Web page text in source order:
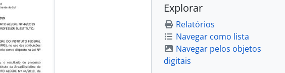
e Inovação
Explorar
Relatórios
Navegar como lista
Navegar pelos objetos
digitais